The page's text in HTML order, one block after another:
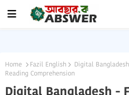
Home Fazil English
Digital
Reading Comprehension
Digital Bangladesh -